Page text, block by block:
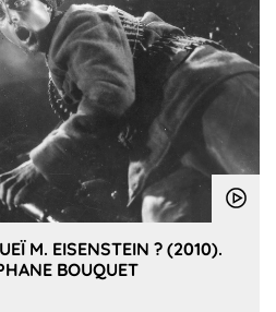
M. EISENSTEIN ? (2010).
BOUQUET